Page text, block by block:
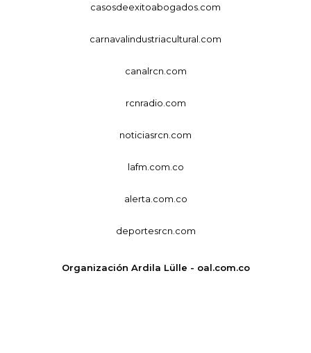
casosdeexitoabogados.com
carnavalindustriacultural.com
canalrcn.com
rcnradio.com
noticiasrcn.com
lafm.com.co
alerta.com.co
deportesrcn.com
Organización Ardila Lülle - oal.com.co